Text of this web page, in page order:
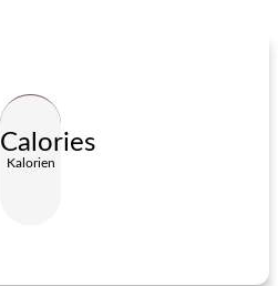
Calories
Kalorien